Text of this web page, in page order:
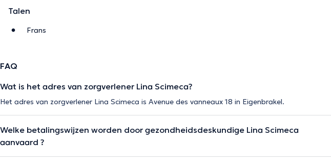
Talen
Frans
FAQ
Wat is het adres van zorgverlener Lina Scimeca?
Het adres van zorgverlener Lina Scimeca is Avenue des vanneaux 18 in Eigenbrakel.
Welke betalingswijzen worden door gezondheidsdeskundige Lina Scimeca
aanvaard ?